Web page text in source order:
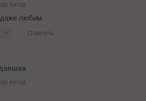
назад
даже любим
Ответить
назад